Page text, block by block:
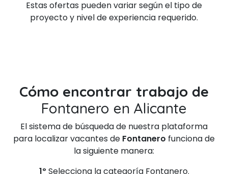
Estas ofertas pueden variar según el tipo de
proyecto y nivel de experiencia requerido.
Cómo encontrar trabajo de
Fontanero en Alicante
El sistema de búsqueda de nuestra plataforma
para localizar vacantes de Fontanero funciona de
la siguiente manera:
1º Selecciona la categoría Fontanero.